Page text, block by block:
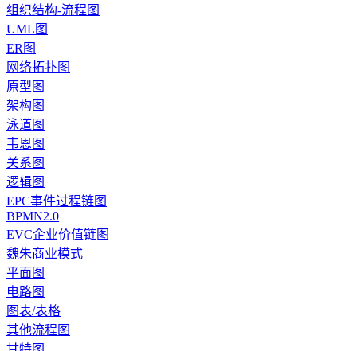
组织结构-流程图
UML图
ER图
网络拓扑图
原型图
架构图
泳道图
韦恩图
关系图
逻辑图
EPC事件过程链图
BPMN2.0
EVC企业价值链图
魏朱商业模式
平面图
电路图
图表/表格
其他流程图